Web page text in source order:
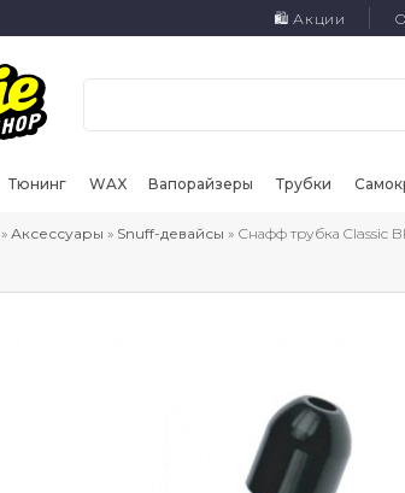
🛍 Акции
Тюнинг WAX Вапорайзеры Трубки
» Аксессуары » Snuff-девайсы » Снафф трубка Classic